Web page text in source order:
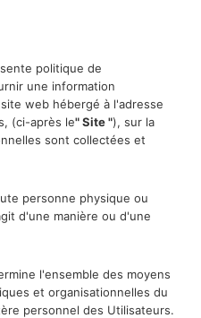
politique de
une information
web hébergé à l'adresse
(ci-après le" Site "), sur la
sont collectées et
personne physique ou
d'une manière ou d'une
l'ensemble des moyens
et organisationnelles du
personnel des Utilisateurs.